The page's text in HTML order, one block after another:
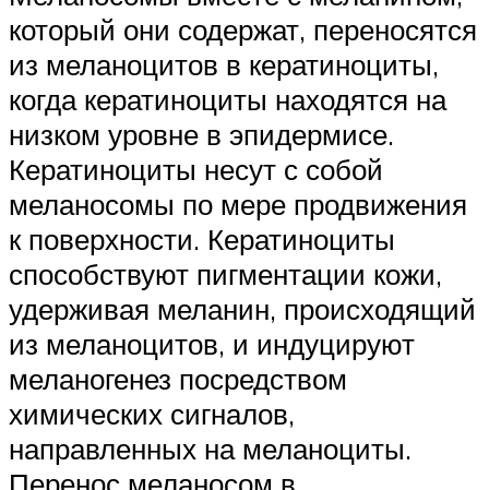
который они содержат, переносятся
из меланоцитов в кератиноциты,
когда кератиноциты находятся на
низком уровне в эпидермисе.
Кератиноциты несут с собой
меланосомы по мере продвижения
к поверхности. Кератиноциты
способствуют пигментации кожи,
удерживая меланин, происходящий
из меланоцитов, и индуцируют
меланогенез посредством
химических сигналов,
направленных на меланоциты.